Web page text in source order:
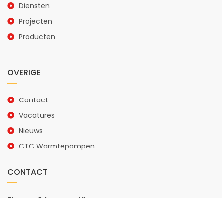
Diensten
Projecten
Producten
OVERIGE
Contact
Vacatures
Nieuws
CTC Warmtepompen
CONTACT